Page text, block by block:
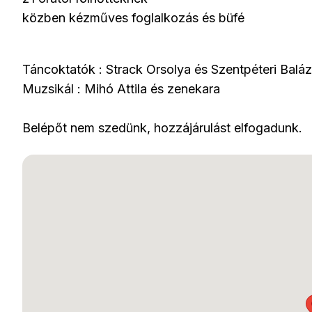
közben kézműves foglalkozás és büfé
Táncoktatók : Strack Orsolya és Szentpéteri
Muzsikál : Mihó Attila és zenekara
Belépőt nem szedünk, hozzájárulást elfogadunk.